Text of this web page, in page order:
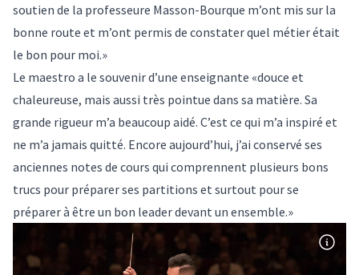
soutien de la professeure Masson-Bourque m’ont mis sur la
bonne route et m’ont permis de constater quel métier était
le bon pour moi.»
Le maestro a le souvenir d’une enseignante «douce et
chaleureuse, mais aussi très pointue dans sa matière. Sa
grande rigueur m’a beaucoup aidé. C’est ce qui m’a inspiré et
ne m’a jamais quitté. Encore aujourd’hui, j’ai conservé ses
anciennes notes de cours qui comprennent plusieurs bons
trucs pour préparer ses partitions et surtout pour se
préparer à être un bon leader devant un ensemble.»